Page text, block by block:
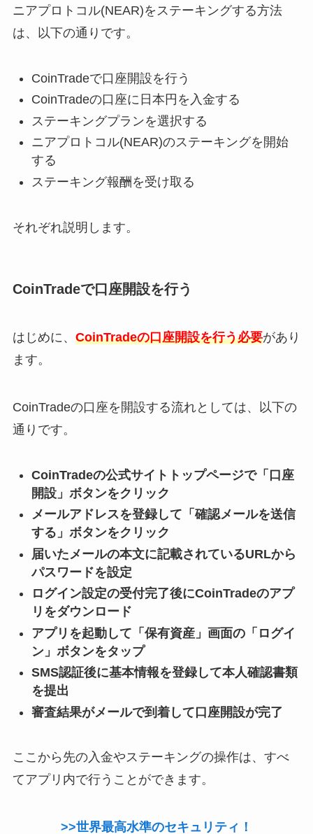
ニアプロトコル(NEAR)をステーキングする方法
は、以下の通りです。
CoinTradeで口座開設を行う
CoinTradeの口座に日本円を入金する
ステーキングプランを選択する
ニアプロトコル(NEAR)のステーキングを開始
する
ステーキング報酬を受け取る
それぞれ説明します。
CoinTradeで口座開設を行う
はじめに、 CoinTradeの口座開設を行う必要があり
ます。
CoinTradeの口座を開設する流れとしては、以下の
通りです。
CoinTradeの公式サイトトップページで「口座
開設」ボタンをクリック
メールアドレスを登録して「確認メールを送信
する」ボタンをクリック
届いたメールの本文に記載されているURLから
パスワードを設定
ログイン設定の受付完了後にCoinTradeのアプ
リをダウンロード
アプリを起動して「保有資産」画面の「ログイ
ン」ボタンをタップ
SMS認証後に基本情報を登録して本人確認書類
を提出
審査結果がメールで到着して口座開設が完了
ここから先の入金やステーキングの操作は、すべ
てアプリ内で行うことができます。
>>世界最高水準のセキュリティ！